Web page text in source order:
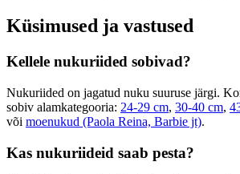
Küsimused ja vastused
Kellele nukuriided sobivad?
Nukuriided on jagatud nuku suuruse järgi.
sobiv alamkategooria: 24-29 cm, 30-40 cm,
või moenukud (Paola Reina, Barbie jt).
Kas nukuriideid saab pesta?